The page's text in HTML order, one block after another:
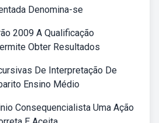
Denomina-se
2009 A Qualificação
Obter Resultados
De Interpretação De
Ensino Médio
Consequencialista Uma Ação